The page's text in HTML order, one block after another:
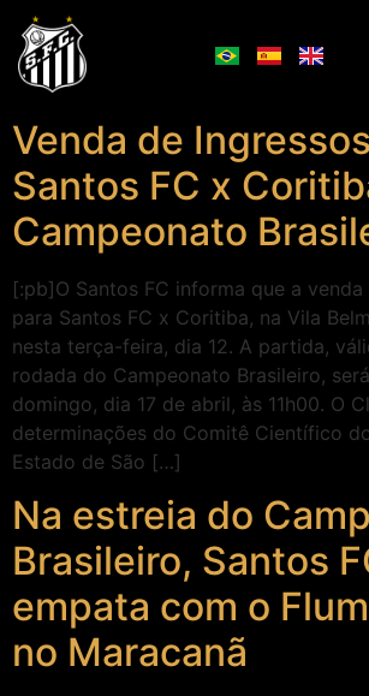
Venda de
Santos FC x
Campeonato
[:pb]O Santos FC informa que a
para Santos FC x Coritiba, na Vila
nesta terça-feira, dia 12. A partida,
rodada do Campeonato Brasileiro,
domingo, dia 17 de abril, às 11h00. O
determinações do Comitê Científico
Estado de São […]
Na estreia do
Brasileiro, Santos
empata com o
no Maracanã